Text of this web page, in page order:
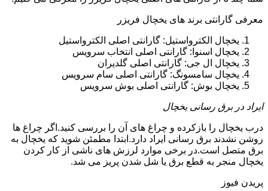
معرفی گارانتی برند های یخچال فریزر
یخچال الکترواستیل: گارانتی اصلی الکترواستیل
یخچال اسنوا: گارانتی اصلی انتخاب سرویس
یخچال ال جی: گارانتی اصلی گلدیران
یخچال سامسونگ: گارانتی اصلی سام سرویس
یخچال بوش: گارانتی اصلی بوش سرویس
ایراد در برق رسانی یخچال
درب یخچال را بازکرده و چراغ های آن را بررسی کنید.اگر چراغ ها
روشن نشدند برق رسانی ایراد دارد.ابتدا مطمئن شوید که یخچال به
برق متصل است.در برخی موارد لرزش های ناشی از کار کردن
یخچال منجر به قطع برق یا شل شدن پریز می شد.
پریدن فیوز